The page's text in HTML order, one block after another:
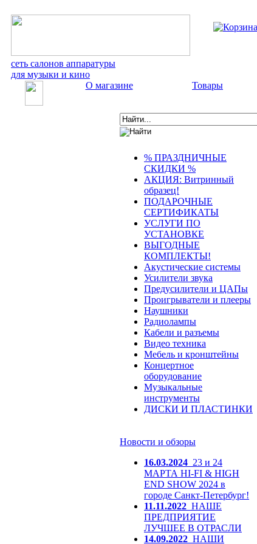
сеть салонов аппаратуры
для музыки и кино
О магазине Товары
% ПРАЗДНИЧНЫЕ
СКИДКИ %
АКЦИЯ: Витринный
образец!
ПОДАРОЧНЫЕ
СЕРТИФИКАТЫ
УСЛУГИ ПО
УСТАНОВКЕ
ВЫГОДНЫЕ
КОМПЛЕКТЫ!
Акустические системы
Усилители звука
Предусилители и ЦАПы
Проигрыватели и плееры
Наушники
Радиолампы
Кабели и разъемы
Видео техника
Мебель и кронштейны
Концертное
оборудование
Музыкальные
инструменты
ДИСКИ И ПЛАСТИНКИ
Новости и обзоры
16.03.2024 23 и 24
МАРТА HI-FI & HIGH
END SHOW 2024 в
городе Санкт-Петербург!
11.11.2022 НАШЕ
ПРЕДПРИЯТИЕ
ЛУЧШЕЕ В ОТРАСЛИ
14.09.2022 НАШИ